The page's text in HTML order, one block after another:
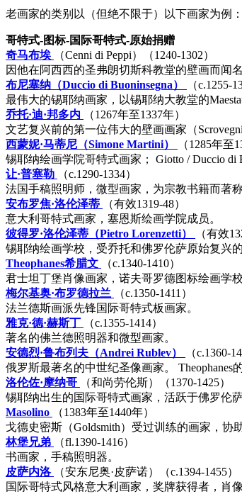
老画家的类别以（但绝不限于）以下画家为例：
哥特式-图标-国际哥特式-原始捐赠
奇马布埃
（Cenni di Peppi）（1240-1302）
因他在阿西西的圣弗朗切斯科教堂的壁画而闻名
布尼塞纳（Duccio di Buoninsegna）
（c.1255-
最伟大的锡耶纳画家，以锡耶纳大教堂的
乔托·迪·邦多内
（1267年至1337年）
文艺复兴前的第一位伟大的壁画画家（Scrovegni
西蒙妮·马蒂尼（Simone Martini）
（1285年至
锡耶纳绘画学院哥特式画家； Giotto / Duccio di
让·普塞勒
（c.1290-1334）
法国手稿照明师，微型画家，为宗教书籍而著称
安布罗焦·洛伦泽蒂
（有效1319-48）
意大利哥特式画家，塞恩斯绘画学院成员。
彼得罗·洛伦泽蒂（Pietro Lorenzetti）
（有效
锡耶纳绘画学校，受乔托和佛罗伦萨原始复兴的
Theophanes希腊文
（c.1340-1410）
君士坦丁堡肖像画家，诺夫哥罗德图标绘画学校
梅尔基奥·布罗德拉兰
（c.1350-1411）
法兰德斯画派先锋国际哥特式板画家。
雅克·德·赫斯丁
（c.1355-1414）
著名的佛兰德照明器和微型画家。
安德烈·鲁布列夫（Andrei Rublev）
（c.1360-
俄罗斯最著名的中世纪圣像画家。 Theophanes
洛伦佐·摩纳哥
（和尚劳伦斯）（1370-1425）
锡耶纳出生的国际哥特式画家，活跃于佛罗伦萨
Masolino
（1383年至1440年）
戈德史密斯（Goldsmith）受过训练的画家，协
林堡兄弟
（fl.1390-1416）
书画家，手稿照明器。
皮萨内洛
（安东尼奥·皮萨诺）（c.1394-1455）
国际哥特式风格意大利画家，奖牌获得者，肖像